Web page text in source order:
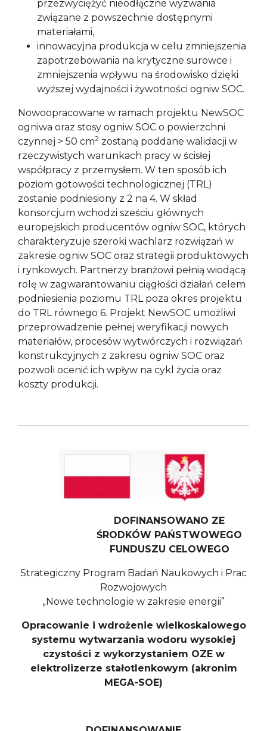
przezwyciężyć nieodłączne wyzwania
związane z powszechnie dostępnymi
materiałami,
innowacyjna produkcja w celu zmniejszenia
zapotrzebowania na krytyczne surowce i
zmniejszenia wpływu na środowisko dzięki
wyższej wydajności i żywotności ogniw SOC.
Nowoopracowane w ramach projektu NewSOC
ogniwa oraz stosy ogniw SOC o powierzchni
czynnej > 50 cm2 zostaną poddane walidacji w
rzeczywistych warunkach pracy w ścisłej
współpracy z przemysłem. W ten sposób ich
poziom gotowości technologicznej (TRL)
zostanie podniesiony z 2 na 4. W skład
konsorcjum wchodzi sześciu głównych
europejskich producentów ogniw SOC, których
charakteryzuje szeroki wachlarz rozwiązań w
zakresie ogniw SOC oraz strategii produktowych
i rynkowych. Partnerzy branżowi pełnią wiodącą
rolę w zagwarantowaniu ciągłości działań celem
podniesienia poziomu TRL poza okres projektu
do TRL równego 6. Projekt NewSOC umożliwi
przeprowadzenie pełnej weryfikacji nowych
materiałów, procesów wytwórczych i rozwiązań
konstrukcyjnych z zakresu ogniw SOC oraz
pozwoli ocenić ich wpływ na cykl życia oraz
koszty produkcji.
DOFINANSOWANO ZE
ŚRODKÓW PAŃSTWOWEGO
FUNDUSZU CELOWEGO
Strategiczny Program Badań Naukowych i Prac
Rozwojowych
„Nowe technologie w zakresie energii”
Opracowanie i wdrożenie wielkoskalowego
systemu wytwarzania wodoru wysokiej
czystości z wykorzystaniem OZE w
elektrolizerze stałotlenkowym (akronim
MEGA-SOE)